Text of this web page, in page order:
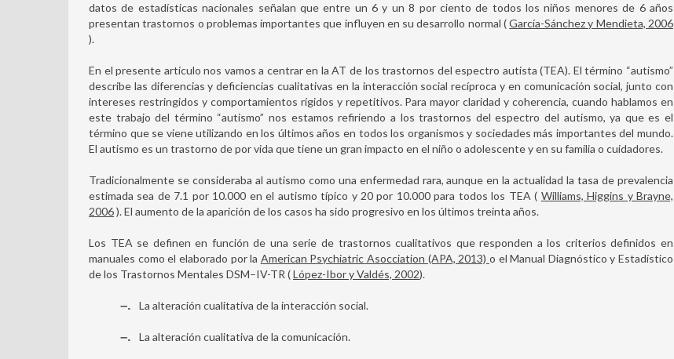
datos de estadísticas nacionales señalan que entre un 6 y un 8 por ciento de todos los niños menores de 6 años
presentan trastornos o problemas importantes que influyen en su desarrollo normal (García-Sánchez y Mendieta, 2006
).
En el presente artículo nos vamos a centrar en la AT de los trastornos del espectro autista (TEA). El término “autismo”
describe las diferencias y deficiencias cualitativas en la interacción social recíproca y en comunicación social, junto con
intereses restringidos y comportamientos rígidos y repetitivos. Para mayor claridad y coherencia, cuando hablamos en
este trabajo del término “autismo” nos estamos refiriendo a los trastornos del espectro del autismo, ya que es el
término que se viene utilizando en los últimos años en todos los organismos y sociedades más importantes del mundo.
El autismo es un trastorno de por vida que tiene un gran impacto en el niño o adolescente y en su familia o cuidadores.
Tradicionalmente se consideraba al autismo como una enfermedad rara, aunque en la actualidad la tasa de prevalencia
estimada sea de 7.1 por 10.000 en el autismo típico y 20 por 10.000 para todos los TEA ( Williams, Higgins y Brayne,
2006). El aumento de la aparición de los casos ha sido progresivo en los últimos treinta años.
Los TEA se definen en función de una serie de trastornos cualitativos que responden a los criterios definidos en
manuales como el elaborado por la American Psychiatric Asocciation (APA, 2013) o el Manual Diagnóstico y Estadístico
de los Trastornos Mentales DSM–IV-TR (López-Ibor y Valdés, 2002).
– La alteración cualitativa de la interacción social.
– La alteración cualitativa de la comunicación.